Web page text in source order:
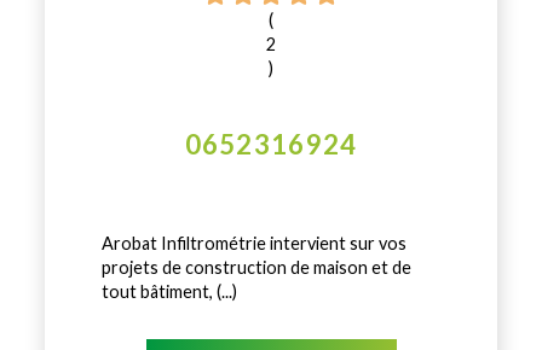
(
2
)
0652316924
Arobat Infiltrométrie intervient sur vos
projets de construction de maison et de
tout bâtiment, (...)